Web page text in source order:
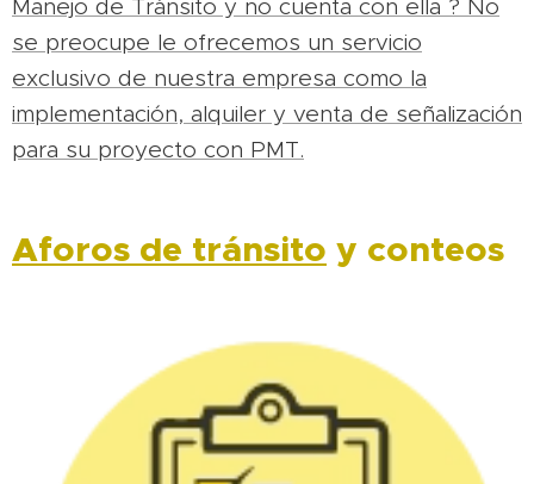
Manejo de Tránsito y no cuenta con ella ? No
se preocupe le ofrecemos un servicio
exclusivo de nuestra empresa como la
implementación, alquiler y venta de señalización
para su proyecto con PMT.
Aforos de tránsito y conteos